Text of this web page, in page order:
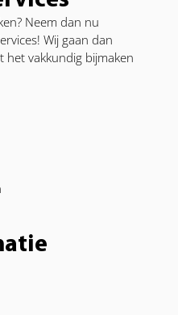
Neem dan nu
Wij gaan dan
het vakkundig bijmaken